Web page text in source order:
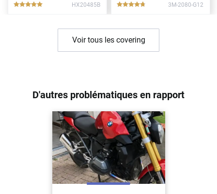
HX20485B ***** 3M-2080-G12
Voir tous les covering
D'autres problématiques en rapport